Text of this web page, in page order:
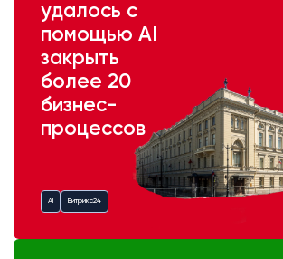
удалось с
помощью AI
закрыть
более 20
бизнес-
процессов
AI Битрикс24